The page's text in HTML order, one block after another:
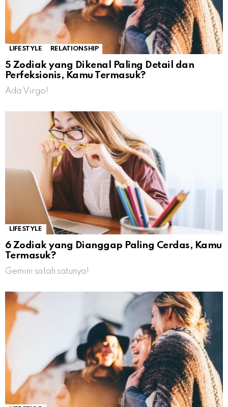
LIFESTYLE RELATIONSHIP
5 Zodiak yang Dikenal Paling Detail dan
Perfeksionis, Kamu Termasuk?
Ada Virgo!
LIFESTYLE
6 Zodiak yang Dianggap Paling Cerdas, Kamu
Termasuk?
Gemini salah satunya!